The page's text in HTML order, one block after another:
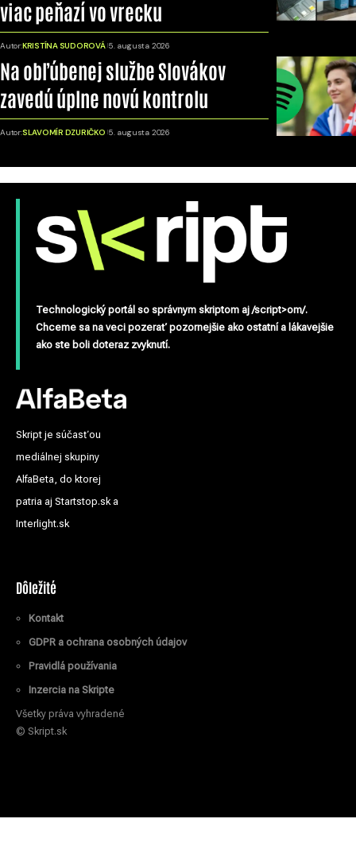
viac peňazí vo vrecku
Autor:KRISTÍNA SUDOROVÁ 5. augusta 2026
Na obľúbenej službe Slovákov
zavedú úplne novú kontrolu
Autor:SLAVOMÍR DZURIČKO 5. augusta 2026
Technologický portál so správnym skriptom aj /script>om/.
Chceme sa na veci pozerať pozornejšie ako ostatní a lákavejšie
ako ste boli doteraz zvyknutí.
Skript je súčasťou
mediálnej skupiny
AlfaBeta, do ktorej
patria aj Startstop.sk a
Interlight.sk
Dôležité
Kontakt
GDPR a ochrana osobných údajov
Pravidlá používania
Inzercia na Skripte
Všetky práva vyhradené
© Skript.sk